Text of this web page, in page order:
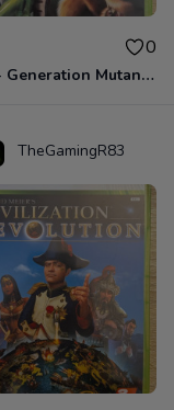
0
Crash - Generation Mutant Xbox 360
TheGamingR83